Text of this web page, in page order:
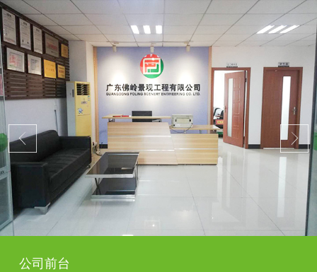
公司前台